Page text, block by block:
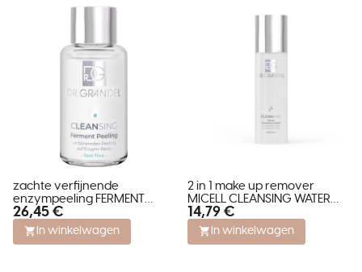
zachte verfijnende
enzympeeling FERMENT
PEELING voor alle huidtypes
26,45 €
In winkelwagen
2 in 1 make up remover
MICELL CLEANSING WATER
voor heel het gelaat en
decolleté
14,79 €
In winkelwagen